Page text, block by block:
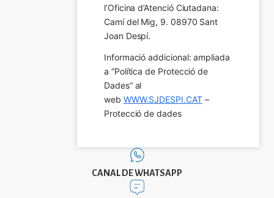
l’Oficina d’Atenció Ciutadana:
Camí del Mig, 9. 08970 Sant
Joan Despí.
Informació addicional: ampliada
a “Política de Protecció de
Dades” al
web WWW.SJDESPI.CAT –
Protecció de dades
CANAL DE WHATSAPP